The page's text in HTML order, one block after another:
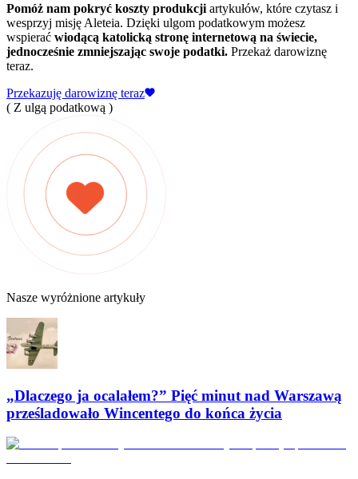
Pomóż nam pokryć koszty produkcji artykułów, które czytasz i
wesprzyj misję Aleteia. Dzięki ulgom podatkowym możesz
wspierać wiodącą katolicką stronę internetową na świecie,
jednocześnie zmniejszając swoje podatki. Przekaż darowiznę
teraz.
Przekazuję darowiznę teraz
( Z ulgą podatkową )
Nasze wyróżnione artykuły
„Dlaczego ja ocalałem?” Pięć minut nad Warszawą
prześladowało Wincentego do końca życia